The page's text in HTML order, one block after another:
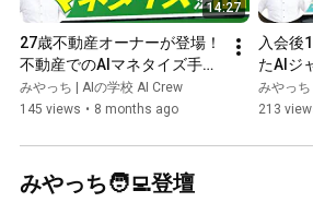
14:27
27歳不動産オーナーが登場！
不動産でのAIマネタイズ手法
とは？【AI Crew実績者対
談】
みやっち | AIの学校 AI Crew
145 views • 8 months ago
入会後
たAIジ
場！【
みやっ
213
みやっち🧑‍💻登壇